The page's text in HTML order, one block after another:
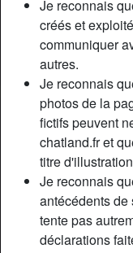
Je reconnais
créés et
communiquer
autres.
Je reconnais
photos de la
fictifs peuvent
chatland.fr et
titre
Je reconnais
antécédents de
tente pas
déclarations
Couleur des yeux:
Taille:
Fumeur(euse):
Description
Bonjour, je
nana très libertine
beaux inconnus
été très chaud pour
réussi à le
amateur de